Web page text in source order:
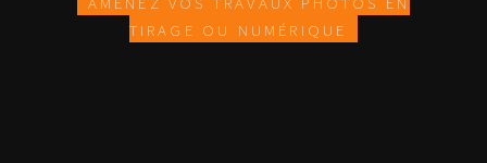
tirage ou numérique